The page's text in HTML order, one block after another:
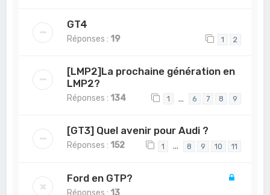
GT4
Réponses : 19 1 2
[LMP2]La prochaine génération en
LMP2?
Réponses : 134 1 … 6 7 8 9
[GT3] Quel avenir pour Audi ?
Réponses : 152 1 … 8 9 10 11
Ford en GTP?
Réponses : 13